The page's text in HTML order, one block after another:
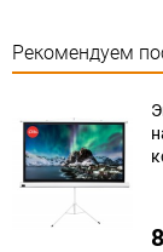
Рекомендуем